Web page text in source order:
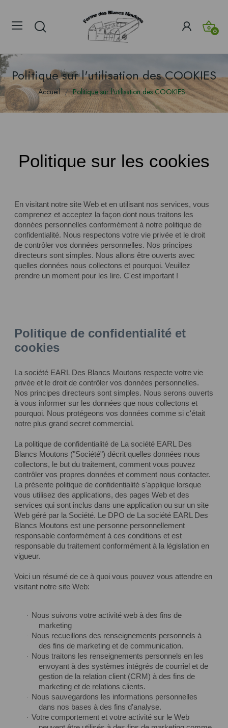
0
Politique sur l'utilisation des COOKIES
Accueil Politique sur l'utilisation des COOKIES
Politique sur les cookies
En visitant notre site Web et en utilisant nos services, vous
comprenez et acceptez la façon dont nous traitons les
données personnelles conformément à notre politique de
confidentialité. Nous respectons votre vie privée et le droit
de contrôler vos données personnelles. Nos principes
directeurs sont simples. Nous allons être ouverts avec
quelles données nous collectons et pourquoi. Veuillez
prendre un moment pour les lire. C'est important !
Politique de confidentialité et
cookies
La société EARL Des Blancs Moutons respecte votre vie
privée et le droit de contrôler vos données personnelles.
Nos principes directeurs sont simples. Nous serons ouverts
à vous informer sur les données que nous collectons et
pourquoi. Nous protégeons vos données comme si c'était
notre plus grand secret commercial.
La politique de confidentialité de La société EARL Des
Blancs Moutons ("Société") décrit quelles données nous
collectons, le but du traitement, comment vous pouvez
contrôler vos propres données et comment nous contacter.
La présente politique de confidentialité s'applique lorsque
vous utilisez des applications, des pages Web et des
services qui sont inclus dans une application ou sur un site
Web géré par la Société. Le DPO de La société EARL Des
Blancs Moutons est une personne personnellement
responsable conformément à ces conditions et est
responsable du traitement conformément à la législation en
vigueur.
Voici un résumé de ce à quoi vous pouvez vous attendre en
visitant notre site Web:
· Nous suivons votre activité web à des fins de
marketing
· Nous recueillons des renseignements personnels à
des fins de marketing et de communication.
· Nous traitons les renseignements personnels en les
envoyant à des systèmes intégrés de courriel et de
gestion de la relation client (CRM) à des fins de
marketing et de relations clients.
· Nous sauvegardons les informations personnelles
dans nos bases à des fins d'analyse.
· Votre comportement et votre activité sur le Web